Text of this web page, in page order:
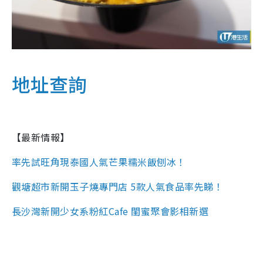
地址查詢
【最新情報】
率先試旺角現泰國人氣芒果糯米飯刨冰！
觀塘超市新開玉子燒專門店 5款人氣食品率先睇！
長沙灣新開少女系粉紅Cafe 閨蜜聚會影相新選